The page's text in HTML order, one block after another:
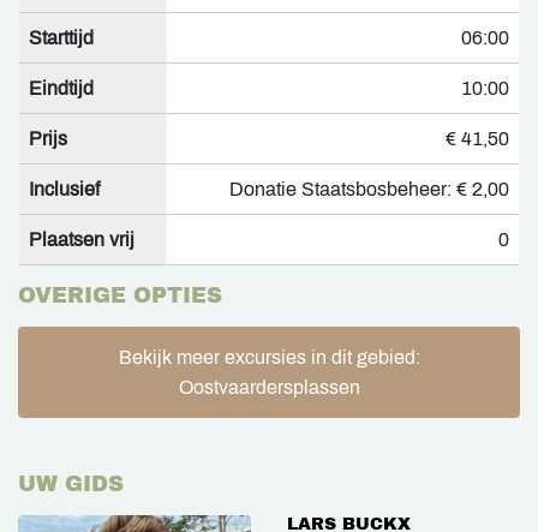
Starttijd 06:00
Eindtijd 10:00
Prijs € 41,50
Inclusief Donatie Staatsbosbeheer: € 2,00
Plaatsen vrij 0
OVERIGE OPTIES
Bekijk meer excursies in dit gebied:
Oostvaardersplassen
UW GIDS
LARS BUCKX